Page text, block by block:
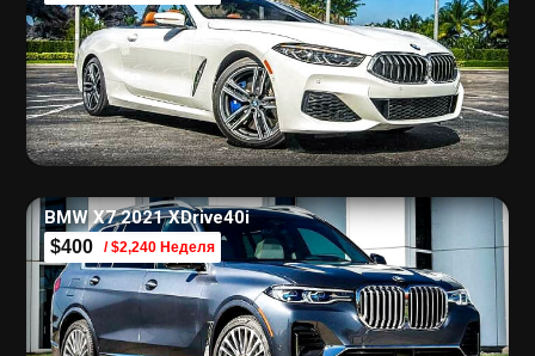
BMW X7 2021 XDrive40i
$400 / $2,240 Неделя